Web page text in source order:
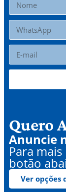
Quero
Anuncie
Para
botão
Ver opções